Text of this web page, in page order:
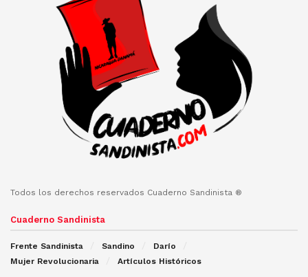
Todos los derechos reservados Cuaderno Sandinista ®
Cuaderno Sandinista
Frente Sandinista Sandino
Darío
Mujer Revolucionaria
Artículos Históricos